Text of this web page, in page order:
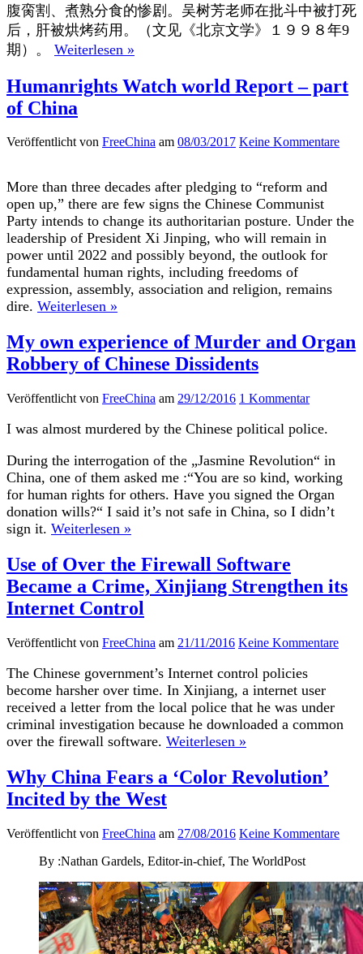
腹脔割、煮熟分食的惨剧。吴树芳老师在批斗中被打死
后，肝被烘烤药用。（文见《北京文学》１９９８年9
期）。
Weiterlesen »
Humanrights Watch world Report – part
of China
Veröffentlicht von FreeChina am 08/03/2017 Keine Kommentare
More than three decades after pledging to “reform and
open up,” there are few signs the Chinese Communist
Party intends to change its authoritarian posture. Under the
leadership of President Xi Jinping, who will remain in
power until 2022 and possibly beyond, the outlook for
fundamental human rights, including freedoms of
expression, assembly, association and religion, remains
dire. Weiterlesen »
My own experience of Murder and Organ
Robbery of Chinese Dissidents
Veröffentlicht von FreeChina am 29/12/2016 1 Kommentar
I was almost murdered by the Chinese political police.
During the interrogation of the „Jasmine Revolution“ in
China, one of them asked me :“You are so kind, working
for human rights for others. Have you signed the Organ
donation wills?“ I said it’s not safe in China, so I didn’t
sign it. Weiterlesen »
Use of Over the Firewall Software
Became a Crime, Xinjiang Strengthen its
Internet Control
Veröffentlicht von FreeChina am 21/11/2016 Keine Kommentare
The Chinese government’s Internet control policies
become harsher over time. In Xinjiang, a internet user
received a letter from the local police that he was under
criminal investigation because he downloaded a common
over the firewall software. Weiterlesen »
Why China Fears a ‘Color Revolution’
Incited by the West
Veröffentlicht von FreeChina am 27/08/2016 Keine Kommentare
By :Nathan Gardels, Editor-in-chief, The WorldPost